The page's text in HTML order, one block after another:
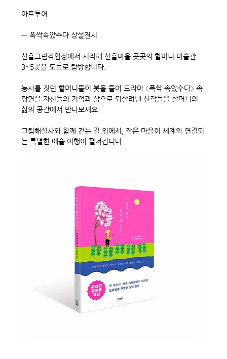
아트투어
― 폭싹속았수다 상설전시
선흘그림작업장에서 시작해 선흘마을 곳곳의 할머니 미술관
3~5곳을 도보로 탐방합니다.
농사를 짓던 할머니들이 붓을 들어 드라마 〈폭싹 속았수다〉 속
장면을 자신들의 기억과 삶으로 되살려낸 신작들을 할머니의
삶의 공간에서 만나보세요.
그림해설사와 함께 걷는 길 위에서, 작은 마을이 세계와 연결되
는 특별한 예술 여행이 펼쳐집니다.